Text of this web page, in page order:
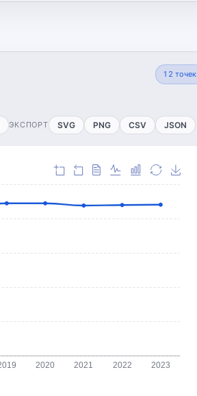
12 точек
ЭКСПОРТ SVG PNG CSV JSON
2020 2021 2022 2023